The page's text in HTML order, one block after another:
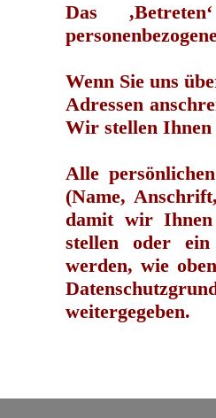
Das
Wenn Sie uns
Adressen
Wir stellen
Alle
(Name,
damit wir Ihnen
stellen oder
werden, wie
weitergegeben.